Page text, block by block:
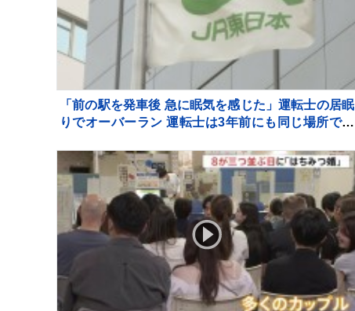
「前の駅を発車後 急に眠気を感じた」運転士の居眠
りでオーバーラン 運転士は3年前にも同じ場所で居